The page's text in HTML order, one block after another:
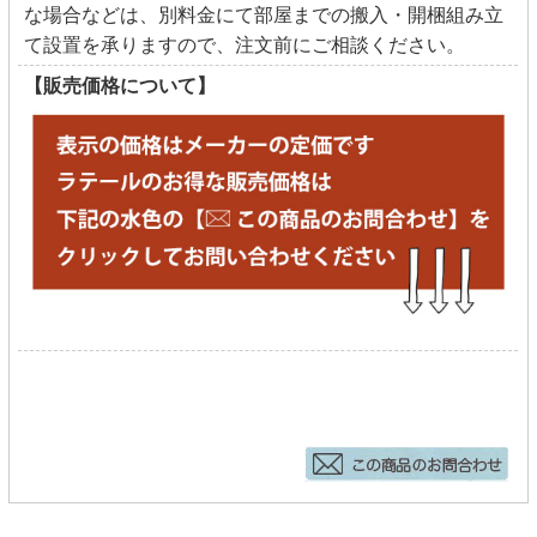
な場合などは、別料金にて部屋までの搬入・開梱組み立
て設置を承りますので、注文前にご相談ください。
【販売価格について】